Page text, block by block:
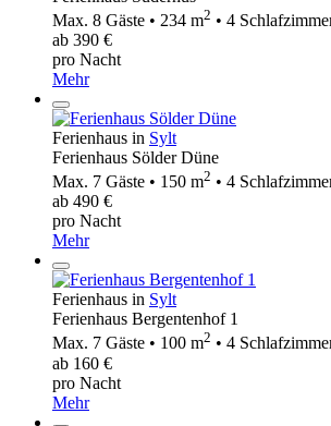
Max. 8 Gäste • 234 m2 • 4
ab 390 €
pro Nacht
Mehr
Ferienhaus in Sylt
Ferienhaus Sölder Düne
Max. 7 Gäste • 150 m2 • 4
ab 490 €
pro Nacht
Mehr
Ferienhaus in Sylt
Ferienhaus Bergentenhof 1
Max. 7 Gäste • 100 m2 • 4
ab 160 €
pro Nacht
Mehr